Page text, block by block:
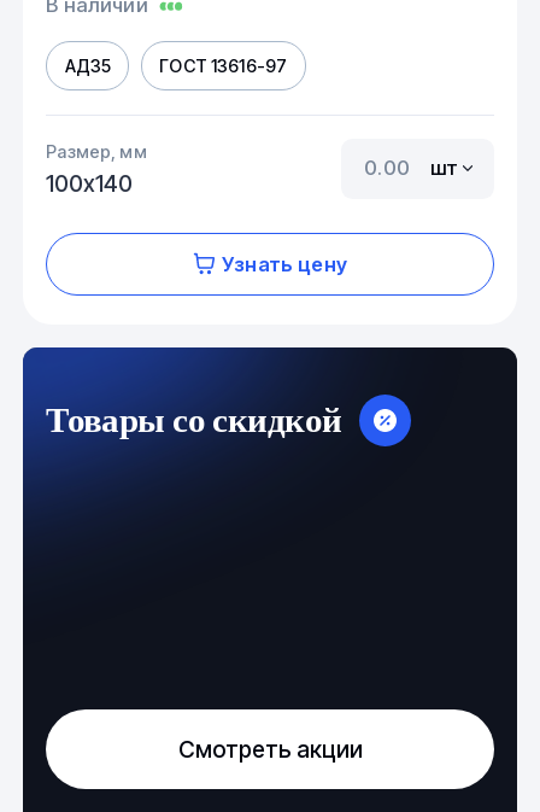
В наличии
АД35 ГОСТ 13616-97
Размер, мм
100х140
шт
Узнать цену
Товары со скидкой
Смотреть акции